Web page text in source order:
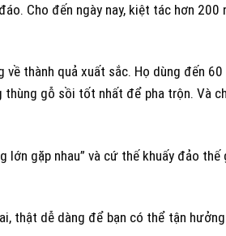
Cho đến ngày nay, kiệt tác hơn 200
thành quả xuất sắc. Họ dùng đến
gỗ sồi tốt nhất để pha trộn. Và
gặp nhau” và cứ thế khuấy đảo thế
thật dễ dàng để bạn có thể tận